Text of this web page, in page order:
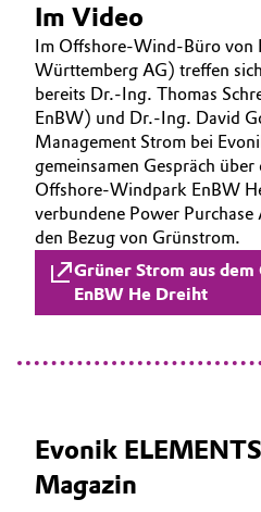
Im Video
Im Offshore-Wind-Büro von
Württemberg AG) treffen
bereits Dr.-Ing. Thomas
EnBW) und Dr.-Ing. David
Management Strom bei
gemeinsamen Gespräch
Offshore-Windpark EnBW
verbundene Power
den Bezug von Grünstrom.
Grüner Strom aus
EnBW He Dreiht
Evonik
Magazin